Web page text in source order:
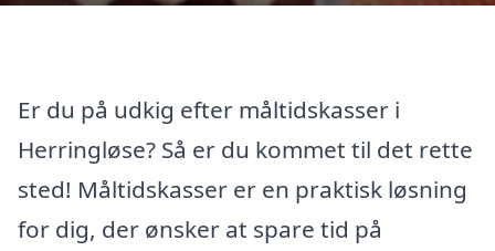
Er du på udkig efter måltidskasser i
Herringløse? Så er du kommet til det rette
sted! Måltidskasser er en praktisk løsning
for dig, der ønsker at spare tid på